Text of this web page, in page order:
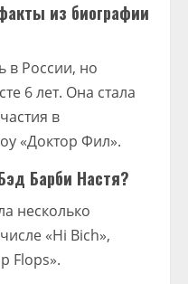
из биографии
в России, но
6 лет. Она стала
в
«Доктор Фил».
Барби Настя?
несколько
«Hi Bich»,
Flops».